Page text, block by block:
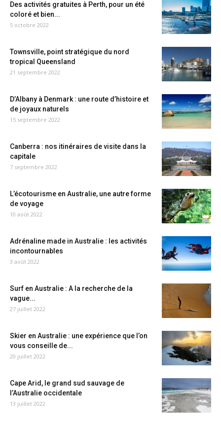
Des activités gratuites à Perth, pour un été
coloré et bien...
5 octobre 2022
Townsville, point stratégique du nord
tropical Queensland
21 septembre 2022
D’Albany à Denmark : une route d’histoire et
de joyaux naturels
15 septembre 2022
Canberra : nos itinéraires de visite dans la
capitale
7 septembre 2022
L’écotourisme en Australie, une autre forme
de voyage
10 août 2022
Adrénaline made in Australie : les activités
incontournables
3 août 2022
Surf en Australie : A la recherche de la
vague...
27 juillet 2022
Skier en Australie : une expérience que l’on
vous conseille de...
20 juillet 2022
Cape Arid, le grand sud sauvage de
l’Australie occidentale
13 juillet 2022